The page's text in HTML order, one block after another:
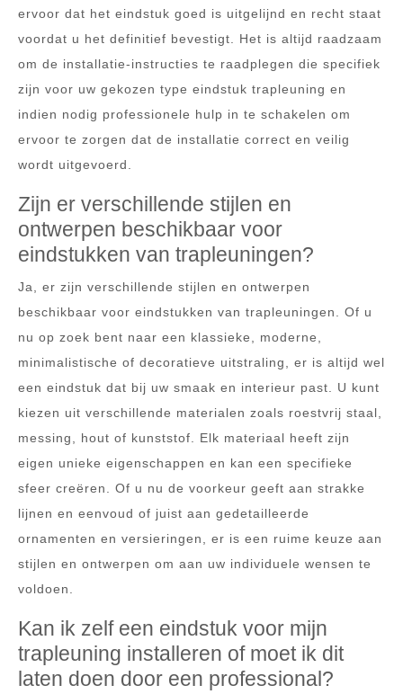
ervoor dat het eindstuk goed is uitgelijnd en recht staat
voordat u het definitief bevestigt. Het is altijd raadzaam
om de installatie-instructies te raadplegen die specifiek
zijn voor uw gekozen type eindstuk trapleuning en
indien nodig professionele hulp in te schakelen om
ervoor te zorgen dat de installatie correct en veilig
wordt uitgevoerd.
Zijn er verschillende stijlen en
ontwerpen beschikbaar voor
eindstukken van trapleuningen?
Ja, er zijn verschillende stijlen en ontwerpen
beschikbaar voor eindstukken van trapleuningen. Of u
nu op zoek bent naar een klassieke, moderne,
minimalistische of decoratieve uitstraling, er is altijd wel
een eindstuk dat bij uw smaak en interieur past. U kunt
kiezen uit verschillende materialen zoals roestvrij staal,
messing, hout of kunststof. Elk materiaal heeft zijn
eigen unieke eigenschappen en kan een specifieke
sfeer creëren. Of u nu de voorkeur geeft aan strakke
lijnen en eenvoud of juist aan gedetailleerde
ornamenten en versieringen, er is een ruime keuze aan
stijlen en ontwerpen om aan uw individuele wensen te
voldoen.
Kan ik zelf een eindstuk voor mijn
trapleuning installeren of moet ik dit
laten doen door een professional?